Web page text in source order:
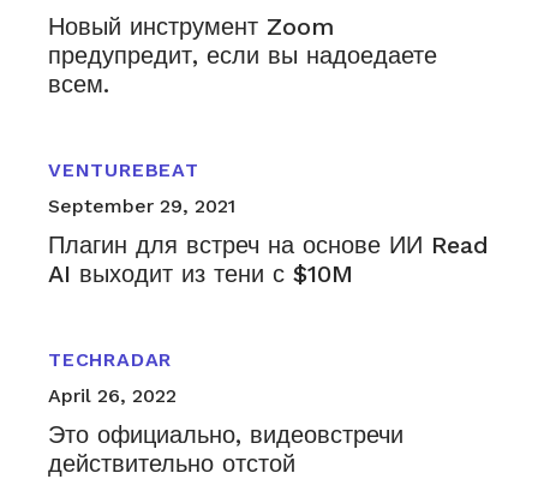
Новый инструмент Zoom
предупредит, если вы надоедаете
всем.
VENTUREBEAT
September 29, 2021
Плагин для встреч на основе ИИ Read
AI выходит из тени с $10M
TECHRADAR
April 26, 2022
Это официально, видеовстречи
действительно отстой